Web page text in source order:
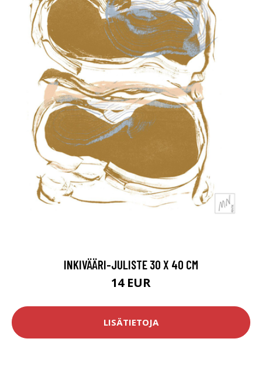
INKIVÄÄRI-JULISTE 30 X 40 CM
14 EUR
LISÄTIETOJA